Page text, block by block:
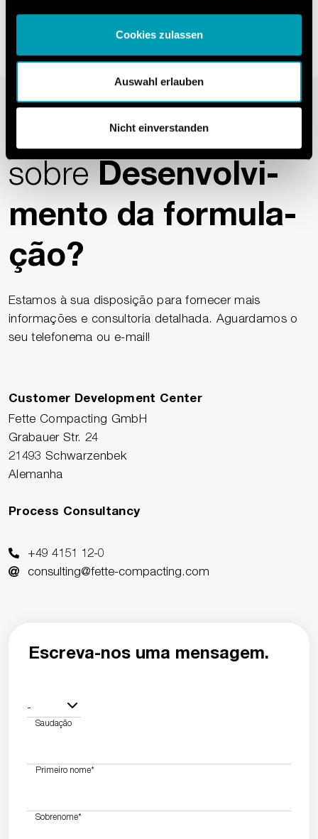
Cookies zulassen
Auswahl erlauben
Nicht einverstanden
Quer saber mais
sobreDesen­vol­vi­
mento da for­mu­la­
ção?
Estamos à sua disposição para fornecer mais
informações e consultoria detalhada. Aguardamos o
seu telefonema ou e-mail!
Customer Development Center
Fette Compacting GmbH
Grabauer Str. 24
21493 Schwarzenbek
Alemanha
Process Consultancy
+49 4151 12-0
consulting@fette-compacting.com
Escreva-nos uma mensagem.
-
Saudação
Primeiro nome*
Sobrenome*